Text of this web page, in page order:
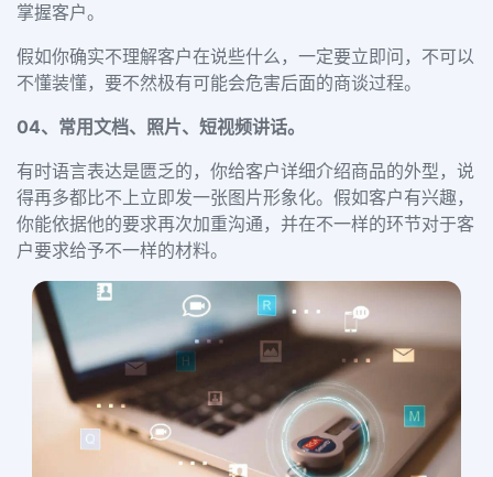
掌握客户。
假如你确实不理解客户在说些什么，一定要立即问，不可以
不懂装懂，要不然极有可能会危害后面的商谈过程。
04、 常用文档、照片、短视频讲话。
有时语言表达是匮乏的，你给客户详细介绍商品的外型，说
得再多都比不上立即发一张图片形象化。假如客户有兴趣，
你能依据他的要求再次加重沟通，并在不一样的环节对于客
户要求给予不一样的材料。